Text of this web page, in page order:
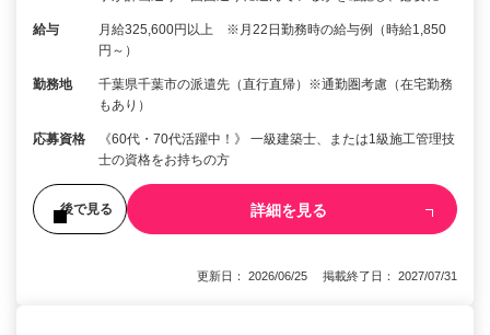
給与
月給325,600円以上 ※月22日勤務時の給与例（時給1,850
円～）
勤務地
千葉県千葉市の派遣先（直行直帰）※通勤圏考慮（在宅勤務
もあり）
応募資格
《60代・70代活躍中！》 一級建築士、または1級施工管理技
士の資格をお持ちの方
後で見る 詳細を見る
更新日： 2026/06/25 掲載終了日： 2027/07/31